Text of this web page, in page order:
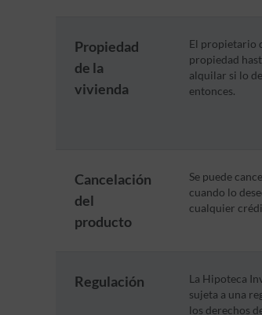
Propiedad
de la
vivienda
El propietario
propiedad
alquilar si lo
entonces.
Cancelación
del
producto
Se puede
cuando lo
cualquier
Regulación
La Hipoteca
sujeta a una
los derechos